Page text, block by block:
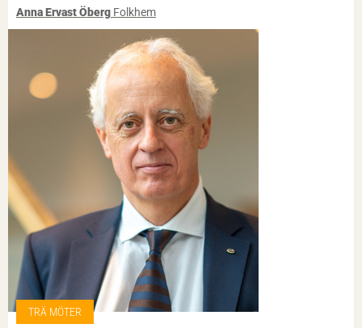
Anna Ervast Öberg Folkhem
TRÄ MÖTER